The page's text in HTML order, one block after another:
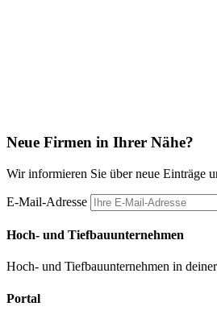
Neue Firmen in Ihrer Nähe?
Wir informieren Sie über neue Einträge
E-Mail-Adresse
Hoch- und Tiefbauunternehmen
Hoch- und Tiefbauunternehmen in
Portal